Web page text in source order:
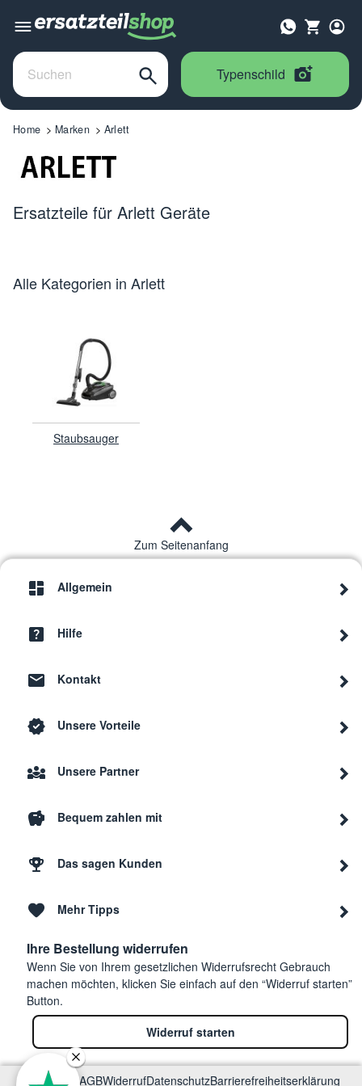
Typenschild
Home Marken Arlett
Ersatzteile für Arlett Geräte
Alle Kategorien in Arlett
Staubsauger
Zum Seitenanfang
Allgemein
Hilfe
Kontakt
Unsere Vorteile
Unsere Partner
Bequem zahlen mit
Das sagen Kunden
Mehr Tipps
Ihre Bestellung widerrufen
Wenn Sie von Ihrem gesetzlichen Widerrufsrecht Gebrauch
machen möchten, klicken Sie einfach auf den “Widerruf starten”
Button.
Widerruf starten
ImpressumAGBWiderrufDatenschutzBarrierefreiheitserklärung